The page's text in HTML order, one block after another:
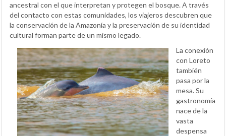
ancestral con el que interpretan y protegen el bosque. A través
del contacto con estas comunidades, los viajeros descubren que
la conservación de la Amazonía y la preservación de su identidad
cultural forman parte de un mismo legado.
La conexión
con Loreto
también
pasa por la
mesa. Su
gastronomía
nace de la
vasta
despensa